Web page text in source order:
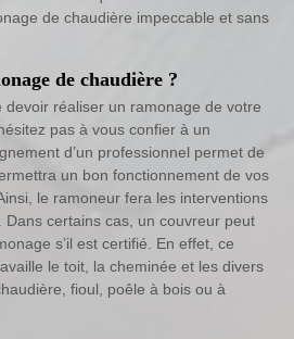
de chaudière impeccable et sans
de chaudière ?
devoir réaliser un ramonage de votre
pas à vous confier à un
d’un professionnel permet de
un bon fonctionnement de vos
le ramoneur fera les interventions
certains cas, un couvreur peut
s’il est certifié. En effet, ce
le toit, la cheminée et les divers
fioul, poêle à bois ou à